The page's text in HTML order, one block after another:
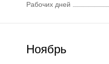
Рабочих дней
Ноябрь